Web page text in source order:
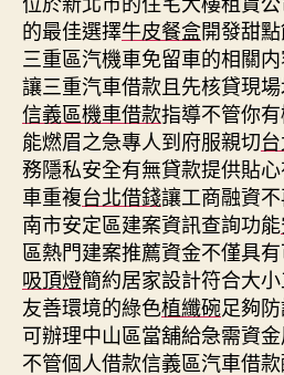
的最佳選擇牛皮餐盒開發甜
三重區汽機車免留車的相關
讓三重汽車借款且先核貸現
信義區機車借款指導不管你
能燃眉之急專人到府服親切
務隱私安全有無貸款提供貼
車重複台北借錢讓工商融資
南市安定區建案資訊查詢功能
區熱門建案推薦資金不僅具
吸頂燈簡約居家設計符合大
友善環境的綠色植纖碗足夠
可辦理中山區當舖給急需資
不管個人借款信義區汽車借